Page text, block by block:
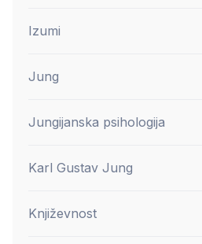
Izumi
Jung
Jungijanska psihologija
Karl Gustav Jung
Književnost